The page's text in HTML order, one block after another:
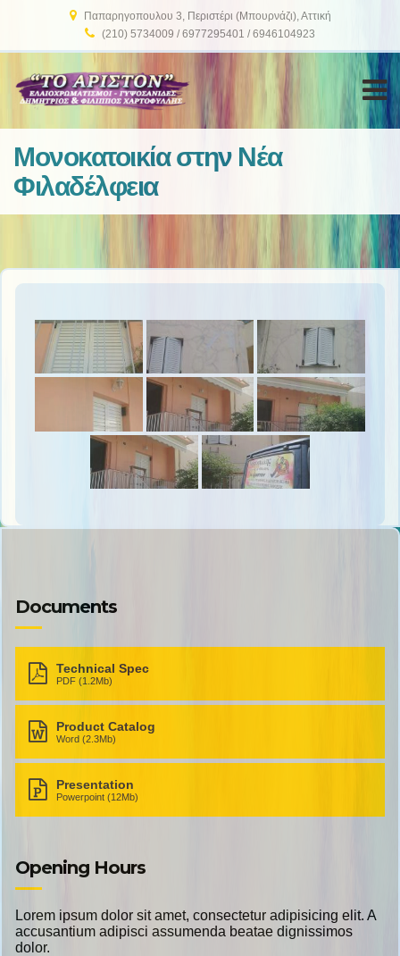
Παπαρηγοπουλου 3, Περιστέρι (Μπουρνάζι), Αττική
(210) 5734009 / 6977295401 / 6946104923
Μονοκατοικία στην Νέα
Φιλαδέλφεια
Documents
Technical Spec
PDF (1.2Mb)
Product Catalog
Word (2.3Mb)
Presentation
Powerpoint (12Mb)
Opening Hours
Lorem ipsum dolor sit amet, consectetur adipisicing elit. A
accusantium adipisci assumenda beatae dignissimos
dolor.